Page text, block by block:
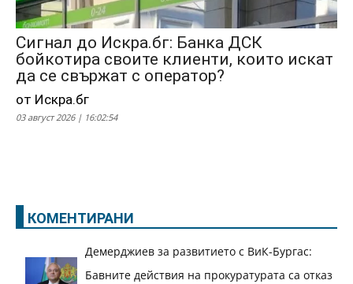
Сигнал до Искра.бг: Банка ДСК
бойкотира своите клиенти, които искат
да се свържат с оператор?
от Искра.бг
03 август 2026 | 16:02:54
КОМЕНТИРАНИ
Демерджиев за развитието с ВиК-Бургас:
Бавните действия на прокуратурата са отказ